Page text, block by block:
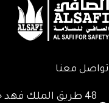
تواصل معنا
48 طريق الملك فهد